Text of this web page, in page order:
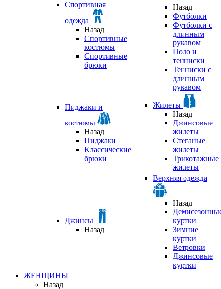
Спортивная
одежда
Назад
Спортивные
костюмы
Спортивные
брюки
Назад
Футболки
Футболки с
длинным
рукавом
Поло и
тенниски
Тенниски с
длинным
рукавом
Пиджаки и
костюмы
Назад
Пиджаки
Классические
брюки
Жилеты
Назад
Джинсовые
жилеты
Стеганые
жилеты
Трикотажные
жилеты
Джинсы
Назад
Верхняя одежда
Назад
куртки
Зимние
куртки
Ветровки
Джинсовые
куртки
ЖЕНЩИНЫ
Назад